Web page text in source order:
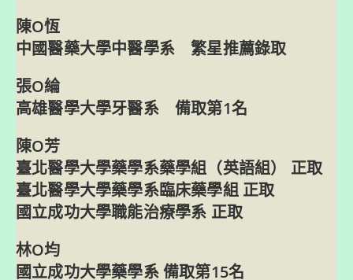
陳O恆
中國醫藥大學中醫學系 繁星推薦錄取
張O綸
高雄醫學大學牙醫系 備取第1名
陳O芳
臺北醫學大學藥學系藥學組（英語組） 正取
臺北醫學大學藥學系臨床藥學組 正取
國立成功大學職能治療學系 正取
林O均
國立成功大學藥學系 備取第15名